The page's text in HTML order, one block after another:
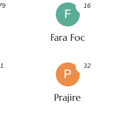
F
Fara Foc
16
1
P
Prajire
32